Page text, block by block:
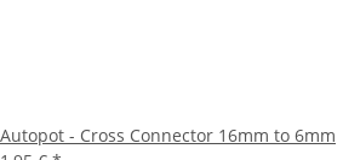
Autopot - Cross Connector 16mm to 6mm